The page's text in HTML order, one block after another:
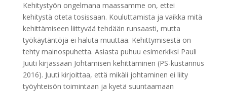
Kehitystyön ongelmana maassamme on, ettei
kehitystä oteta tosissaan. Kouluttamista ja vaikka mitä
kehittämiseen liittyvää tehdään runsaasti, mutta
työkäytäntöjä ei haluta muuttaa. Kehittymisestä on
tehty mainospuhetta. Asiasta puhuu esimerkiksi Pauli
Juuti kirjassaan Johtamisen kehittäminen (PS-kustannus
2016). Juuti kirjoittaa, että mikäli johtaminen ei liity
työyhteisön toimintaan ja kyetä suuntaamaan